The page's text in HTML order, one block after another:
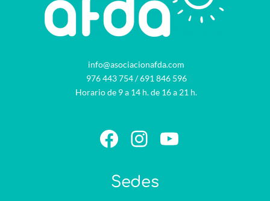
info@asociacionafda.com
976 443 754/691 846 596
Horario de 9 a 14 h. de 16 a 21 h.
Facebook
Instagram
YouTube
Sedes